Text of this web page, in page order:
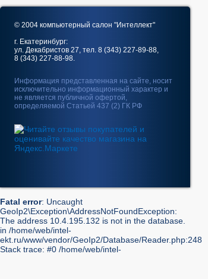
© 2004 компьютерный салон "Интеллект"
г. Екатеринбург:
ул. Декабристов 27, тел. 8 (343) 227-89-88,
8 (343) 227-88-98.
Информация представленная на сайте, носит
исключительно информационный характер и
не является публичной офертой,
определяемой Статьей 437 (2) ГК РФ
Fatal error: Uncaught
GeoIp2\Exception\AddressNotFoundException:
The address 10.4.195.132 is not in the database.
in /home/web/intel-
ekt.ru/www/vendor/GeoIp2/Database/Reader.php:248
Stack trace: #0 /home/web/intel-